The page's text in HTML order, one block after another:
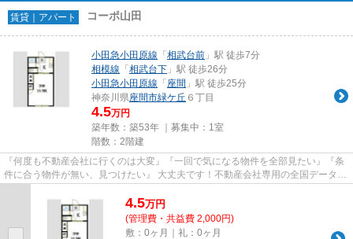
賃貸｜アパート コーポ山田
小田急小田原線 「 相武台前 」駅 徒歩7分
相模線 「 相武台下 」駅 徒歩26分
小田急小田原線 「 座間 」駅 徒歩25分
神奈川県座間市緑ケ丘 ６丁目
4.5万円
築年数：築53年 ｜募集中： 1室
階数：2階建
『何度も不動産会社に行くのは大変』『一回で気になる物件を全部見たい』『条
件に合う物件が無い、見つけたい』 大丈夫です！不動産会社専用の全国データベ
4.5万円
(管理費・共益費 2,000円)
敷：0ヶ月｜礼：0ヶ月